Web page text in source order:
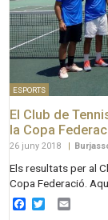
ESPORTS
El Club de
la Copa
26 juny 2018
Els resultats per al
Copa Federació.
Facebook
Twitter